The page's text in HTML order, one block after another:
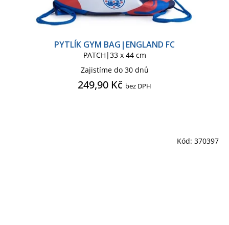
PYTLÍK GYM BAG|ENGLAND FC
PATCH|33 x 44 cm
Zajistíme do 30 dnů
249,90 Kč bez DPH
Kód: 370397